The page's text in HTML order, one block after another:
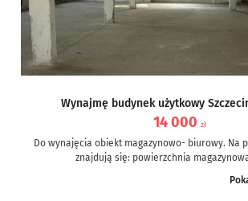
Wynajmę budynek użytkowy
14 000 zł
Do wynajęcia obiekt magazynowo- biurowy. Na
znajdują się: powierzchnia